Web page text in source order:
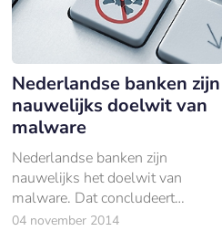
Nederlandse banken zijn
nauwelijks doelwit van
malware
Nederlandse banken zijn
nauwelijks het doelwit van
malware. Dat concludeert
Security.nl op basis van een
04 november 2014